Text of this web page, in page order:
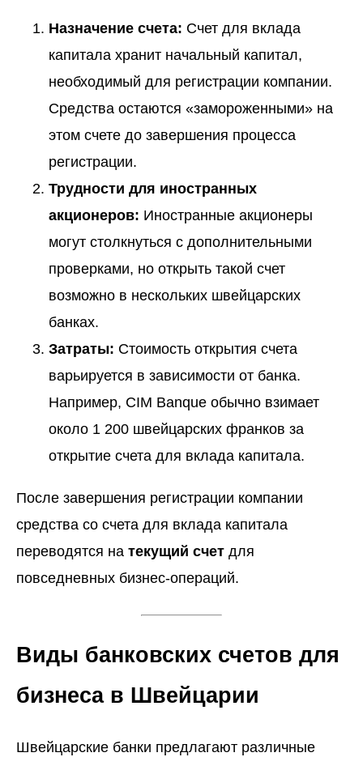
Назначение счета: Счет для вклада
капитала хранит начальный капитал,
необходимый для регистрации компании.
Средства остаются «замороженными» на
этом счете до завершения процесса
регистрации.
Трудности для иностранных
акционеров: Иностранные акционеры
могут столкнуться с дополнительными
проверками, но открыть такой счет
возможно в нескольких швейцарских
банках.
Затраты: Стоимость открытия счета
варьируется в зависимости от банка.
Например, CIM Banque обычно взимает
около 1 200 швейцарских франков за
открытие счета для вклада капитала.
После завершения регистрации компании
средства со счета для вклада капитала
переводятся на текущий счет для
повседневных бизнес-операций.
Виды банковских счетов для
бизнеса в Швейцарии
Швейцарские банки предлагают различные